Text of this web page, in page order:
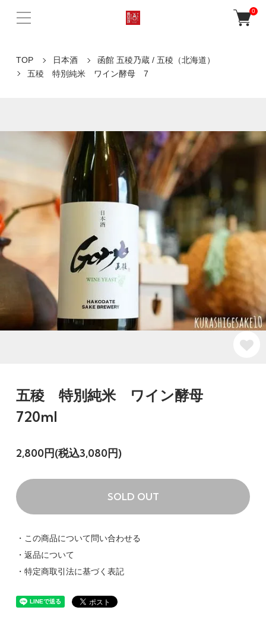
0
TOP 日本酒
函館 五稜乃蔵 / 五稜（北海道）
五稜 特別純米 ワイン酵母 7
五稜 特別純米 ワイン酵母
720ml
2,800円(税込3,080円)
SOLD OUT
・この商品について問い合わせる
・返品について
・特定商取引法に基づく表記